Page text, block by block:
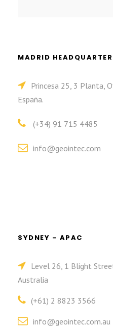
MADRID
Princesa 25, 3 Planta,
España.
(+34) 91 715 4485
info@geointec.com
SYDNEY – APAC
Level 26, 1 Blight
Australia
(+61) 2 8823 3566
info@geointec.com.au